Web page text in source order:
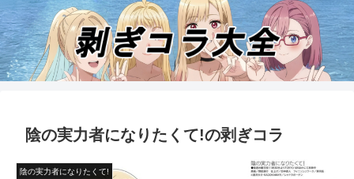
陰の実力者になりたくて!の剥ぎコラ
陰の実力者になりたくて!